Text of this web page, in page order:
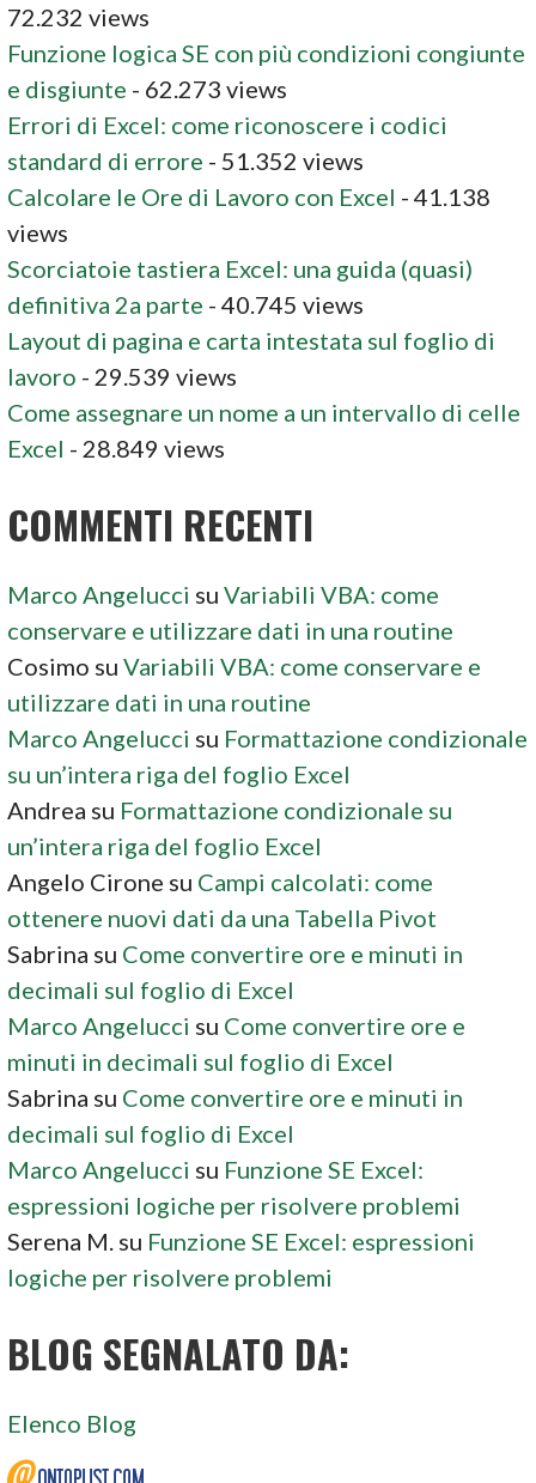
72.232 views
Funzione logica SE con più condizioni congiunte
e disgiunte - 62.273 views
Errori di Excel: come riconoscere i codici
standard di errore - 51.352 views
Calcolare le Ore di Lavoro con Excel - 41.138
views
Scorciatoie tastiera Excel: una guida (quasi)
definitiva 2a parte - 40.745 views
Layout di pagina e carta intestata sul foglio di
lavoro - 29.539 views
Come assegnare un nome a un intervallo di celle
Excel - 28.849 views
COMMENTI RECENTI
Marco Angelucci suVariabili VBA: come
conservare e utilizzare dati in una routine
Cosimo suVariabili VBA: come conservare e
utilizzare dati in una routine
Marco Angelucci su Formattazione condizionale
su un’intera riga del foglio Excel
Andrea su Formattazione condizionale su
un’intera riga del foglio Excel
Angelo Cirone su Campi calcolati: come
ottenere nuovi dati da una Tabella Pivot
Sabrina su Come convertire ore e minuti in
decimali sul foglio di Excel
Marco Angelucci su Come convertire ore e
minuti in decimali sul foglio di Excel
Sabrina su Come convertire ore e minuti in
decimali sul foglio di Excel
Marco Angelucci su Funzione SE Excel:
espressioni logiche per risolvere problemi
Serena M. su Funzione SE Excel: espressioni
logiche per risolvere problemi
BLOG SEGNALATO DA:
Elenco Blog